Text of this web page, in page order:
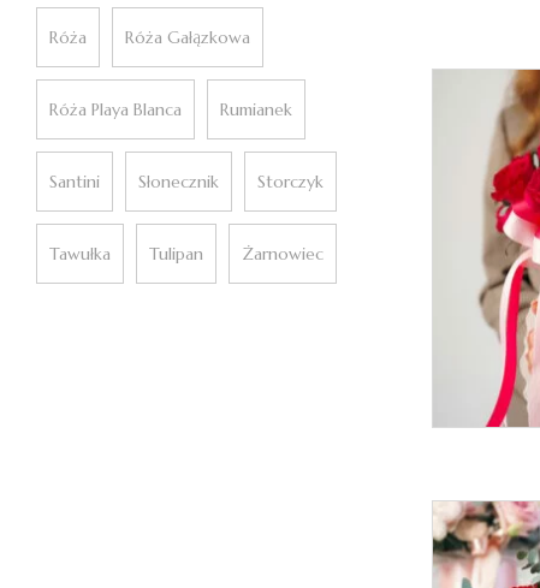
Róża Róża Gałązkowa
Róża Playa Blanca Rumianek
Santini Słonecznik Storczyk
Tawułka Tulipan Żarnowiec